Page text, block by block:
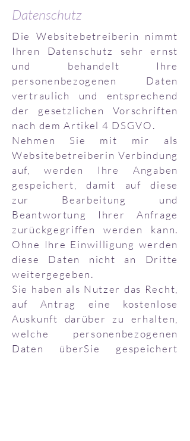
Datenschutz
Die Websitebetreiberin nimmt
Ihren Datenschutz sehr ernst
und behandelt Ihre
personenbezogenen Daten
vertraulich und entsprechend
der gesetzlichen Vorschriften
nach dem Artikel 4 DSGVO.
Nehmen Sie mit mir als
Websitebetreiberin Verbindung
auf, werden Ihre Angaben
gespeichert, damit auf diese
zur Bearbeitung und
Beantwortung Ihrer Anfrage
zurückgegriffen werden kann.
Ohne Ihre Einwilligung werden
diese Daten nicht an Dritte
weitergegeben.
Sie haben als Nutzer das Recht,
auf Antrag eine kostenlose
Auskunft darüber zu erhalten,
welche personenbezogenen
Daten überSie gespeichert